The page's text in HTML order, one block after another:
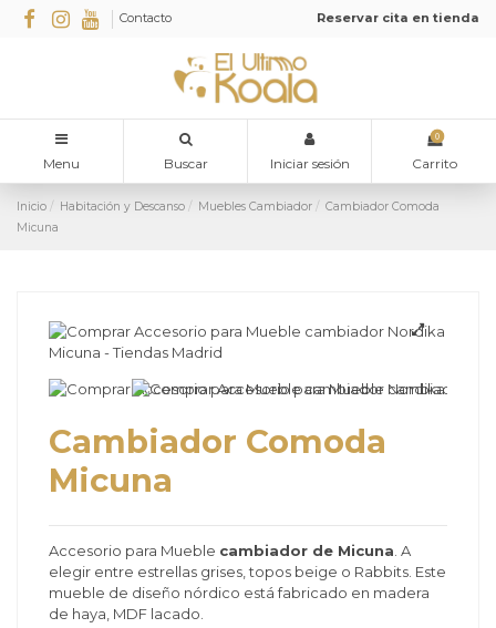
Contacto Reservar cita en tienda
Menu Buscar Iniciar sesión
0
Carrito
Inicio Habitación y Descanso Muebles Cambiador
Cambiador Comoda
Micuna
Cambiador Comoda
Micuna
Accesorio para Mueble cambiador de Micuna. A
elegir entre estrellas grises, topos beige o Rabbits. Este
mueble de diseño nórdico está fabricado en madera
de haya, MDF lacado.